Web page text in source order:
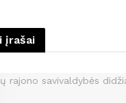
įrašai